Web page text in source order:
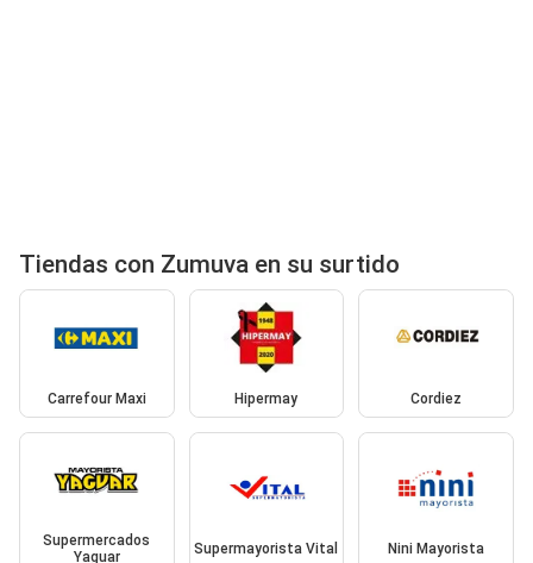
Tiendas con Zumuva en su surtido
Carrefour Maxi Hipermay Cordiez
Supermercados
Yaguar
Supermayorista Vital Nini Mayorista